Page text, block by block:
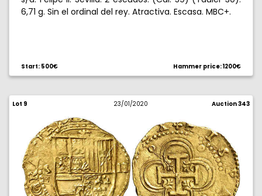
6,71 g. Sin el ordinal del rey. Atractiva. Escasa. MBC+.
Start: 500€ Hammer price: 1200€
Lot 9 23/01/2020 Auction 343